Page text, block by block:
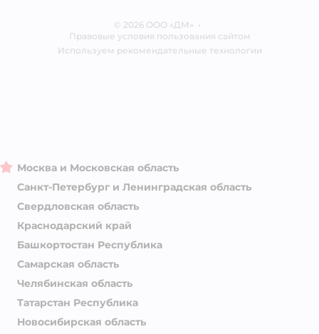
Блог
© 2026 ООО «ДМ» •
Правовые условия пользования сайтом
Используем рекомендательные технологии
Москва и Московская область
Санкт-Петербург и Ленинградская область
Свердловская область
Краснодарский край
Башкортостан Республика
Самарская область
Челябинская область
Татарстан Республика
Новосибирская область